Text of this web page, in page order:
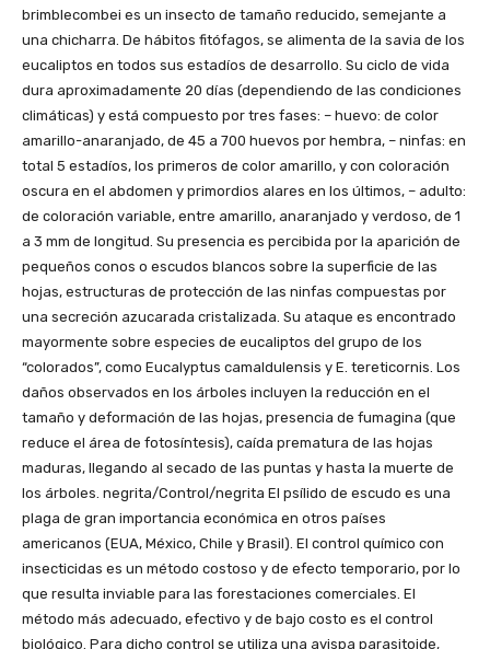
brimblecombei es un insecto de tamaño reducido, semejante a
una chicharra. De hábitos fitófagos, se alimenta de la savia de los
eucaliptos en todos sus estadíos de desarrollo. Su ciclo de vida
dura aproximadamente 20 días (dependiendo de las condiciones
climáticas) y está compuesto por tres fases: – huevo: de color
amarillo-anaranjado, de 45 a 700 huevos por hembra, – ninfas: en
total 5 estadíos, los primeros de color amarillo, y con coloración
oscura en el abdomen y primordios alares en los últimos, – adulto:
de coloración variable, entre amarillo, anaranjado y verdoso, de 1
a 3 mm de longitud. Su presencia es percibida por la aparición de
pequeños conos o escudos blancos sobre la superficie de las
hojas, estructuras de protección de las ninfas compuestas por
una secreción azucarada cristalizada. Su ataque es encontrado
mayormente sobre especies de eucaliptos del grupo de los
“colorados”, como Eucalyptus camaldulensis y E. tereticornis. Los
daños observados en los árboles incluyen la reducción en el
tamaño y deformación de las hojas, presencia de fumagina (que
reduce el área de fotosíntesis), caída prematura de las hojas
maduras, llegando al secado de las puntas y hasta la muerte de
los árboles. negrita/Control/negrita El psílido de escudo es una
plaga de gran importancia económica en otros países
americanos (EUA, México, Chile y Brasil). El control químico con
insecticidas es un método costoso y de efecto temporario, por lo
que resulta inviable para las forestaciones comerciales. El
método más adecuado, efectivo y de bajo costo es el control
biológico. Para dicho control se utiliza una avispa parasitoide,